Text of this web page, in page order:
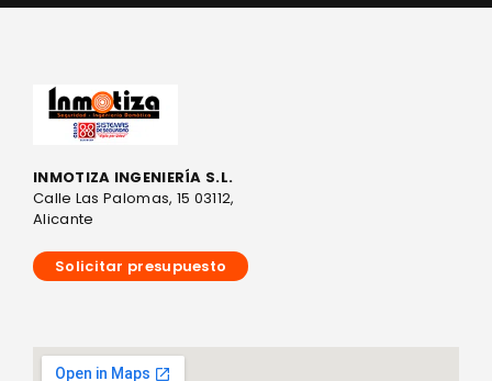
INMOTIZA INGENIERÍA S.L.
Calle Las Palomas, 15 03112,
Alicante
Solicitar presupuesto